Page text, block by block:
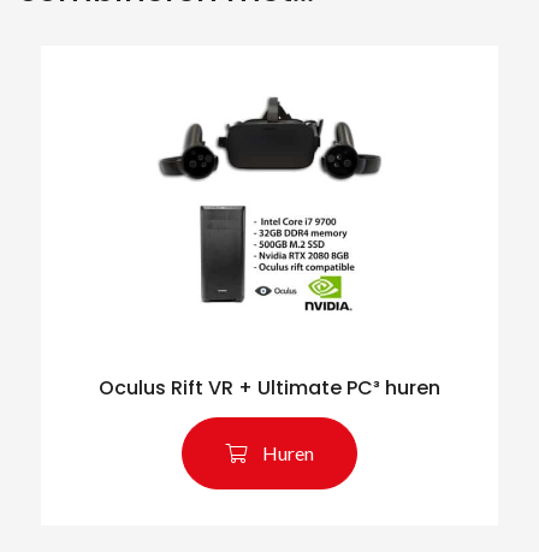
Oculus Rift VR + Ultimate PC³ huren
Huren